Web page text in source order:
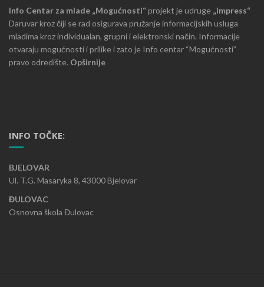
Info Centar za mlade „Mogućnosti“projekt je udruge „Impress“
Daruvar kroz čiji se rad osigurava pružanje informacijskih usluga
mladima kroz individualan, grupni i elektronski način. Informacije
otvaraju mogućnosti i prilike i zato je Info centar “Mogućnosti”
pravo odredište. Opširnije
INFO TOČKE:
BJELOVAR
Ul. T.G. Masaryka 8, 43000 Bjelovar
ĐULOVAC
Osnovna škola Đulovac